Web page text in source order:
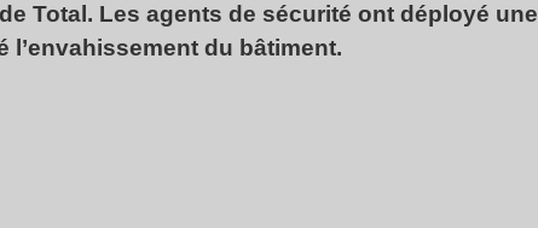
Total. Les agents de sécurité ont déployé une
l’envahissement du bâtiment.